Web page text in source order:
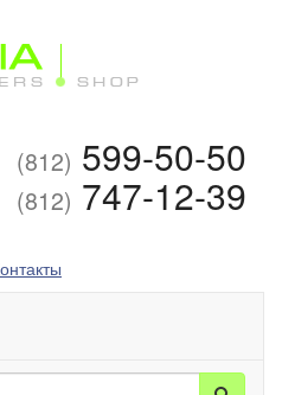
(812) 599-50-50
(812) 747-12-39